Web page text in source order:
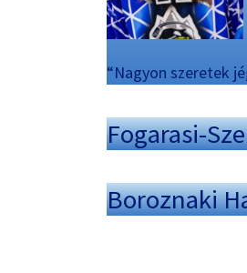
“Nagyon szeretek
Fogarasi-
Boroznaki